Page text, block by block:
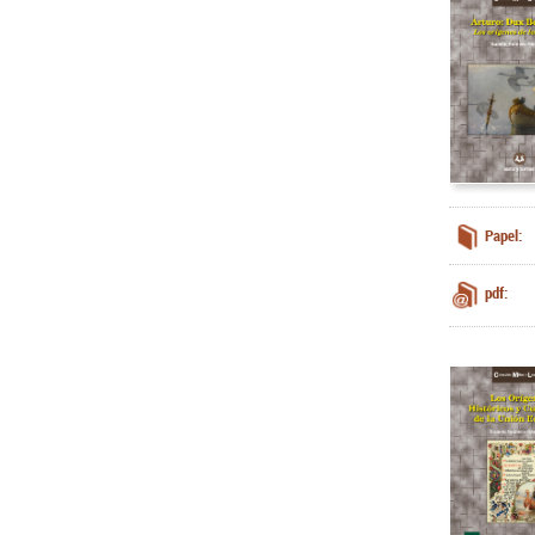
Papel:
pdf: